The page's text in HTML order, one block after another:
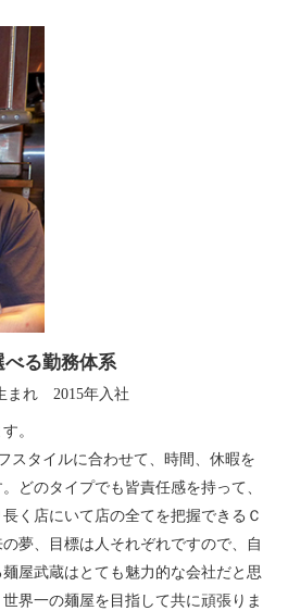
る勤務体系
まれ 2015年入社
。
スタイルに合わせて、時間、休暇を
どのタイプでも皆責任感を持って、
く店にいて店の全てを把握できるＣ
夢、目標は人それぞれですので、自
屋武蔵はとても魅力的な会社だと思
界一の麺屋を目指して共に頑張りま